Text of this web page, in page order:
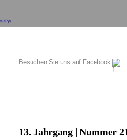
Besuchen Sie uns auf Facebook
13. Jahrgang | Nummer